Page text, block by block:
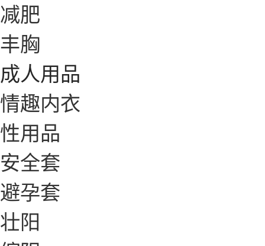
减肥
丰胸
成人用品
情趣内衣
性用品
安全套
避孕套
壮阳